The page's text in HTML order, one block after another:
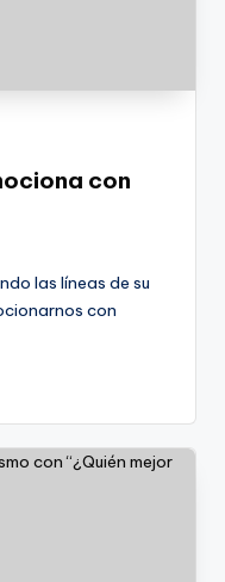
con
las líneas de su
con